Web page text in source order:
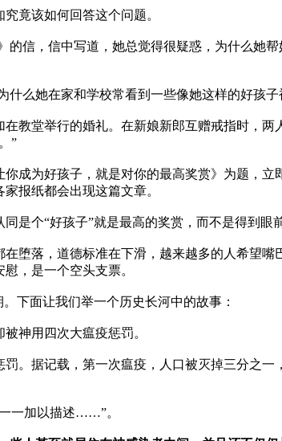
竟该如何回答这个问题。
信，信中写道，她总觉得很疑惑，为什么她
么她在家和学校常看到一些像她这样的好孩
教堂举行的婚礼。在新娘新郎互赠戒指时，
”
成为好孩子，就是对你的最高奖赏》为题，
报纸都会出现这篇文章。
是个“好孩子”就是最高的奖赏，而不是得到眼
堕落，道德标准在下滑，越来越多的人希望
，是一个空头支票。
下面让我们举一个历史长河中的故事：
神用四次大瘟疫惩罚。
。据记载，第一次瘟疫，人口被灭掉三分之
一加以描述……”。